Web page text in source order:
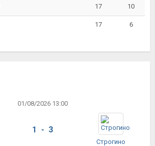
17 10
17 6
01/08/2026 13:00
1 - 3
Строгино